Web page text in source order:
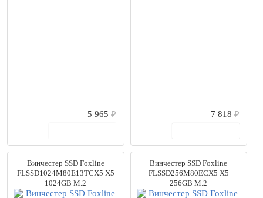
5 965₽
7 818 ₽
Винчестер SSD Foxline
FLSSD1024M80E13TCX5 X5
1024GB M.2
Винчестер SSD Foxline
FLSSD256M80ECX5 X5
256GB M.2